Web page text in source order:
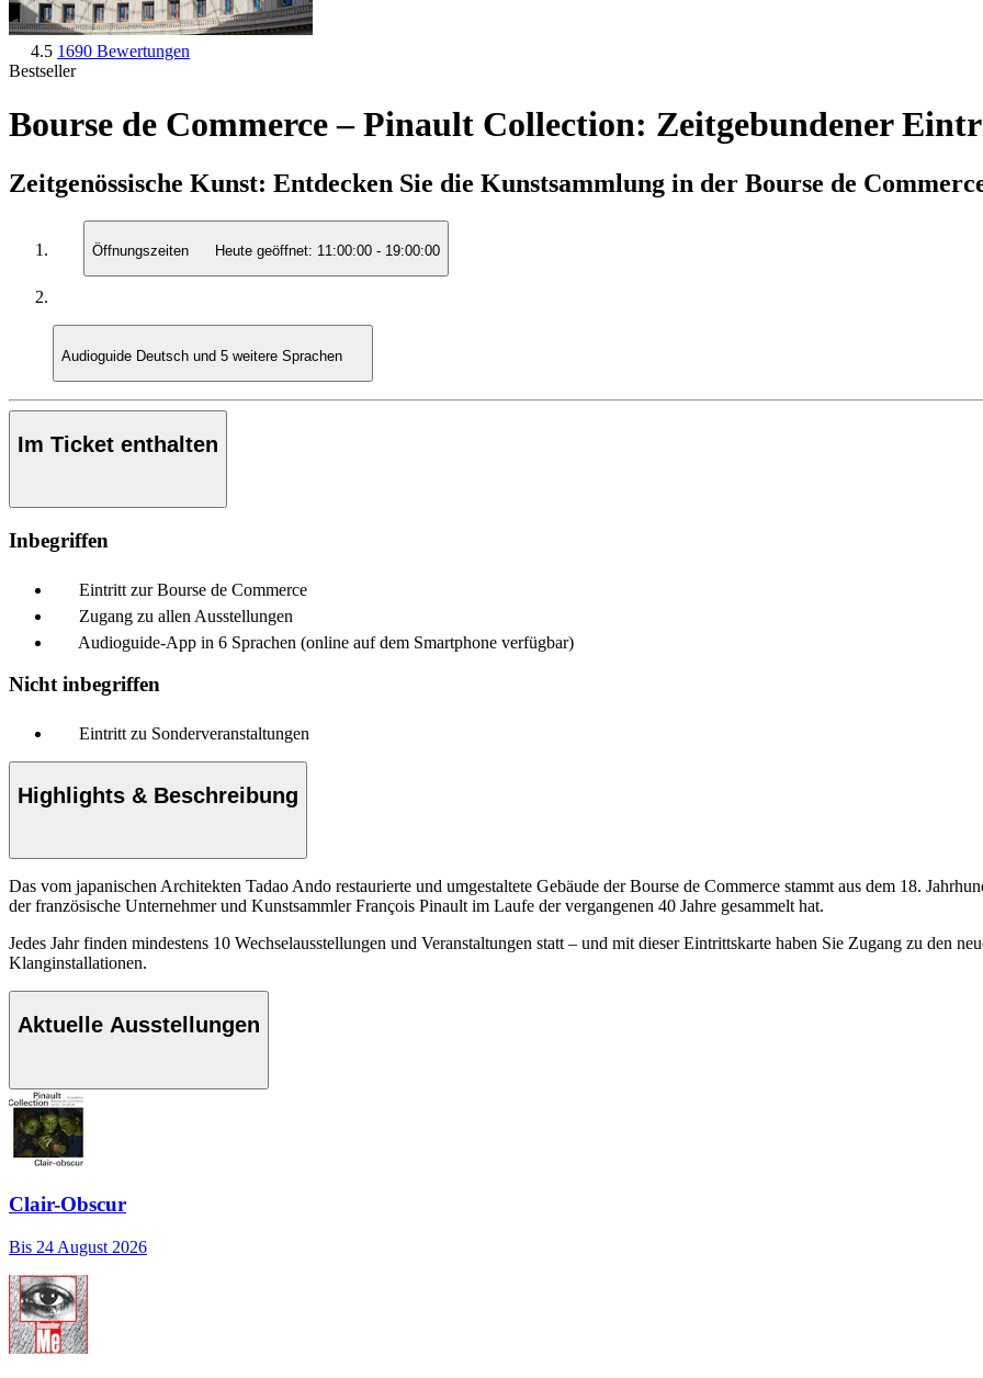
4.5 1690 Bewertungen
Bestseller
Bourse de Commerce – Pinault Collection: Zeitgebundener
Zeitgenössische Kunst: Entdecken Sie die Kunstsammlung in der Bourse de
Öffnungszeiten Heute geöffnet: 11:00:00 - 19:00:00
Audioguide Deutsch und 5 weitere Sprachen
Im Ticket enthalten
Inbegriffen
Eintritt zur Bourse de Commerce
Zugang zu allen Ausstellungen
Audioguide-App in 6 Sprachen (online auf dem Smartphone verfügbar)
Nicht inbegriffen
Eintritt zu Sonderveranstaltungen
Highlights & Beschreibung
Das vom japanischen Architekten Tadao Ando restaurierte und umgestaltete Gebäude der Bourse de Commerce stammt aus dem 18.
der französische Unternehmer und Kunstsammler François Pinault im Laufe der vergangenen 40 Jahre gesammelt hat.
Jedes Jahr finden mindestens 10 Wechselausstellungen und Veranstaltungen statt – und mit dieser Eintrittskarte haben Sie Zugang zu den
Klanginstallationen.
Aktuelle Ausstellungen
Clair-Obscur
Bis 24 August 2026